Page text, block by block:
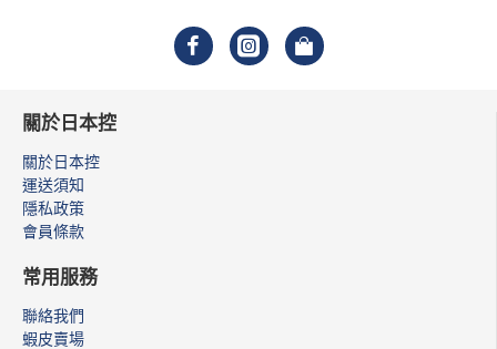
關於日本控
關於日本控
運送須知
隱私政策
會員條款
常用服務
聯絡我們
蝦皮賣場